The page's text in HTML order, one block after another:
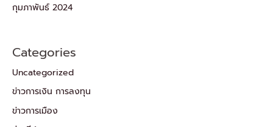
กุมภาพันธ์ 2024
Categories
Uncategorized
ข่าวการเงิน การลงทุน
ข่าวการเมือง